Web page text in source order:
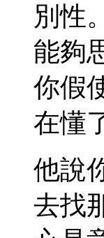
別性
能夠
你假
在懂
他說
去找